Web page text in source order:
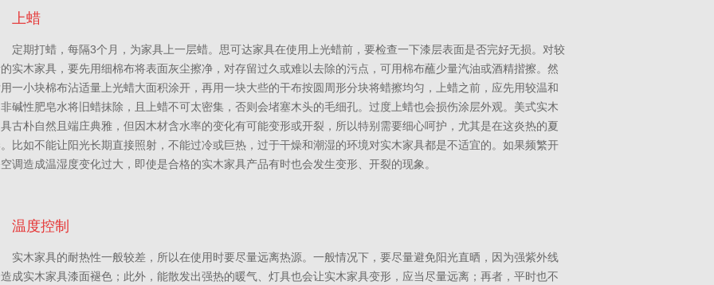
上蜡
定期打蜡，每隔3个月，为家具上一层蜡。思可达家具在使用上光蜡前，要检查一下漆层表面是否完好无损。对较
实木家具，要先用细棉布将表面灰尘擦净，对存留过久或难以去除的污点，可用棉布蘸少量汽油或酒精揩擦。然
一小块棉布沾适量上光蜡大面积涂开，再用一块大些的干布按圆周形分块将蜡擦均匀，上蜡之前，应先用较温和
碱性肥皂水将旧蜡抹除，且上蜡不可太密集，否则会堵塞木头的毛细孔。过度上蜡也会损伤涂层外观。美式实木
古朴自然且端庄典雅，但因木材含水率的变化有可能变形或开裂，所以特别需要细心呵护，尤其是在这炎热的夏
比如不能让阳光长期直接照射，不能过冷或巨热，过于干燥和潮湿的环境对实木家具都是不适宜的。如果频繁开
调造成温湿度变化过大，即使是合格的实木家具产品有时也会发生变形、开裂的现象。
温度控制
实木家具的耐热性一般较差，所以在使用时要尽量远离热源。一般情况下，要尽量避免阳光直晒，因为强紫外线
成实木家具漆面褪色；此外，能散发出强热的暖气、灯具也会让实木家具变形，应当尽量远离；再者，平时也不